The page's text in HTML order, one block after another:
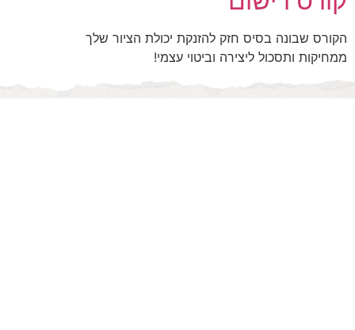
הקורס שבונה בסיס חזק להזנקת יכולת הציור שלך
ממחיקות ותסכול ליצירה וביטוי עצמי!